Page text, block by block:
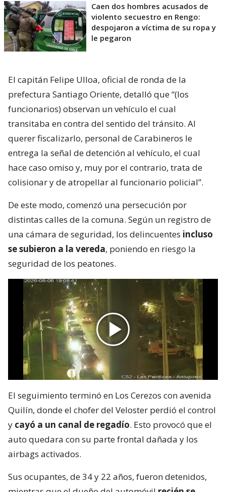
Caen dos hombres acusados de
violento secuestro en Rengo:
despojaron a víctima de su ropa y
le pegaron
El capitán Felipe Ulloa, oficial de ronda de la
prefectura Santiago Oriente, detalló que “(los
funcionarios) observan un vehículo el cual
transitaba en contra del sentido del tránsito. Al
querer fiscalizarlo, personal de Carabineros le
entrega la señal de detención al vehículo, el cual
hace caso omiso y, muy por el contrario, trata de
colisionar y de atropellar al funcionario policial”.
De este modo, comenzó una persecución por
distintas calles de la comuna. Según un registro de
una cámara de seguridad, los delincuentes incluso
se subieron a la vereda, poniendo en riesgo la
seguridad de los peatones.
El seguimiento terminó en Los Cerezos con avenida
Quilín, donde el chofer del Veloster perdió el control
y cayó a un canal de regadío. Esto provocó que el
auto quedara con su parte frontal dañada y los
airbags activados.
Sus ocupantes, de 34 y 22 años, fueron detenidos,